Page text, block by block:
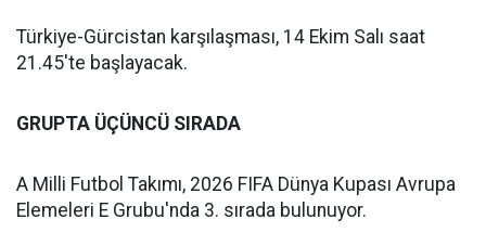
Türkiye-Gürcistan karşılaşması, 14 Ekim Salı saat
21.45'te başlayacak.
GRUPTA ÜÇÜNCÜ SIRADA
A Milli Futbol Takımı, 2026 FIFA Dünya Kupası Avrupa
Elemeleri E Grubu'nda 3. sırada bulunuyor.